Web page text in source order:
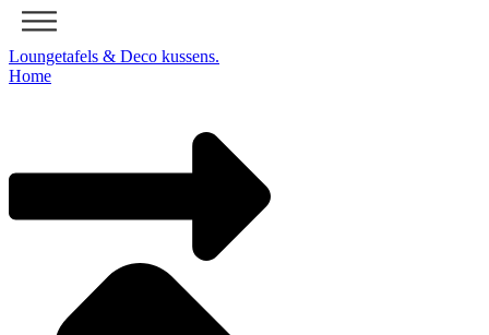
Loungetafels & Deco kussens.
Home